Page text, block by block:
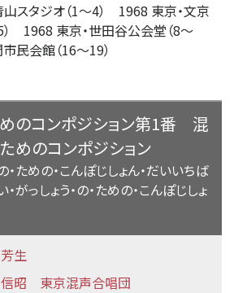
スタジオ（1〜4） 1968 東京・文京
） 1968 東京・世田谷公会堂（8〜
民会館（16〜19）
のコンポジション第1番 混
めのコンポジション
・ための・こんぽじしょん・だいいちば
がっしょう・の・ための・こんぽじしょ
生
昭 東京混声合唱団